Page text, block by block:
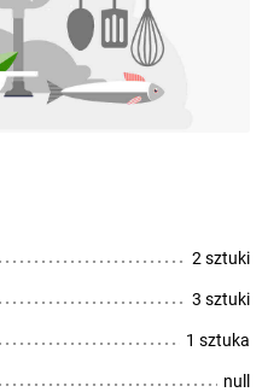
2 sztuki
3 sztuki
1 sztuka
null